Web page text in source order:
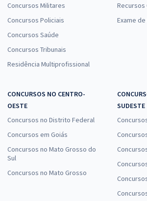
Concursos Militares
Concursos Policiais
Concursos Saúde
Concursos Tribunais
Residência Multiprofissional
Recursos
Exame
CONCURSOS NO CENTRO-
OESTE
Concursos no Distrito Federal
Concursos em Goiás
Concursos no Mato Grosso do
Sul
Concursos no Mato Grosso
SUDESTE